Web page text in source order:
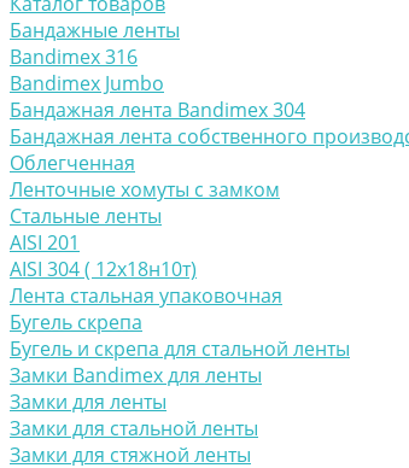
Бандажные ленты
Bandimex 316
Bandimex Jumbo
Бандажная лента Bandimex 304
Бандажная лента собственного
Облегченная
Ленточные хомуты с замком
Стальные ленты
AISI 201
AISI 304 ( 12х18н10т)
Лента стальная упаковочная
Бугель скрепа
Бугель и скрепа для стальной ленты
Замки Bandimex для ленты
Замки для ленты
Замки для стальной ленты
Замки для стяжной ленты